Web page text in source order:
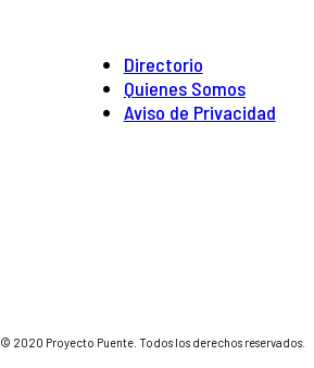
Directorio
Quienes Somos
Aviso de Privacidad
© 2020 Proyecto Puente. Todos los derechos reservados.